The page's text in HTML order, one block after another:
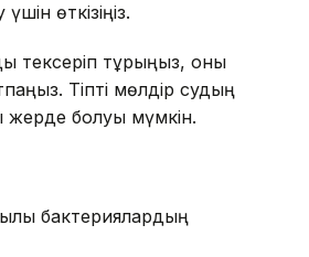
өткізіңіз.
тексеріп тұрыңыз, оны
Тіпті мөлдір судың
жерде болуы мүмкін.
бактериялардың